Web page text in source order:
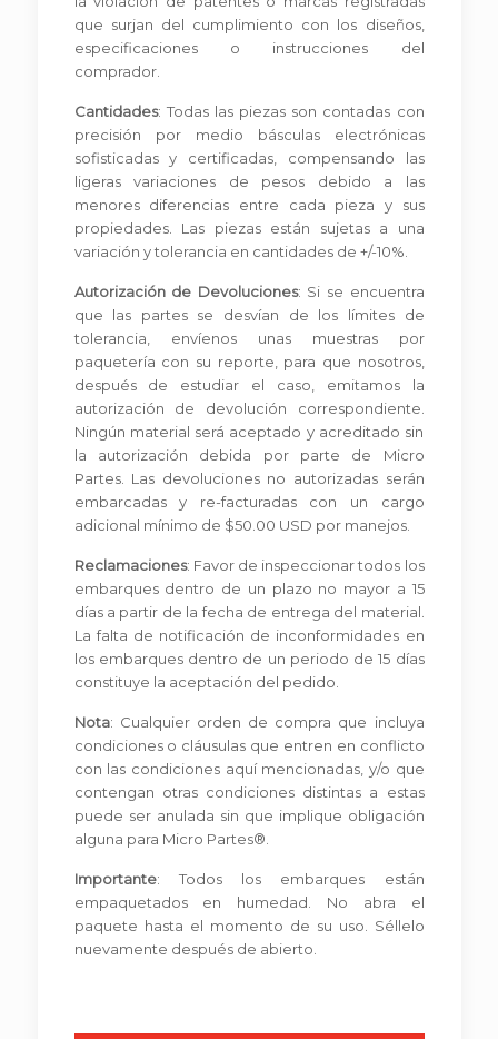
que surjan del cumplimiento con los diseños,
especificaciones o instrucciones del
comprador.
Cantidades: Todas las piezas son contadas con
precisión por medio básculas electrónicas
sofisticadas y certificadas, compensando las
ligeras variaciones de pesos debido a las
menores diferencias entre cada pieza y sus
propiedades. Las piezas están sujetas a una
variación y tolerancia en cantidades de +/-10%.
Autorización de Devoluciones: Si se encuentra
que las partes se desvían de los límites de
tolerancia, envíenos unas muestras por
paquetería con su reporte, para que nosotros,
después de estudiar el caso, emitamos la
autorización de devolución correspondiente.
Ningún material será aceptado y acreditado sin
la autorización debida por parte de Micro
Partes. Las devoluciones no autorizadas serán
embarcadas y re-facturadas con un cargo
adicional mínimo de $50.00 USD por manejos.
Reclamaciones: Favor de inspeccionar todos los
embarques dentro de un plazo no mayor a 15
días a partir de la fecha de entrega del material.
La falta de notificación de inconformidades en
los embarques dentro de un periodo de 15 días
constituye la aceptación del pedido.
Nota: Cualquier orden de compra que incluya
condiciones o cláusulas que entren en conflicto
con las condiciones aquí mencionadas, y/o que
contengan otras condiciones distintas a estas
puede ser anulada sin que implique obligación
alguna para Micro Partes®.
Importante: Todos los embarques están
empaquetados en humedad. No abra el
paquete hasta el momento de su uso. Séllelo
nuevamente después de abierto.